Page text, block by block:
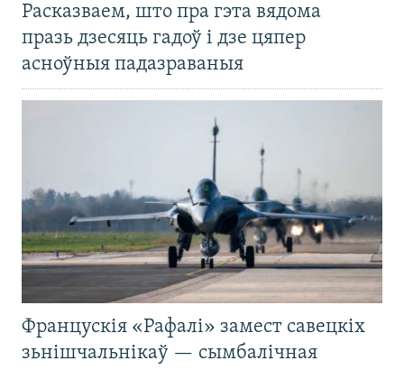
Расказваем, што пра гэта вядома
празь дзесяць гадоў і дзе цяпер
асноўныя падазраваныя
Францускія «Рафалі» замест савецкіх
зьнішчальнікаў — сымбалічная